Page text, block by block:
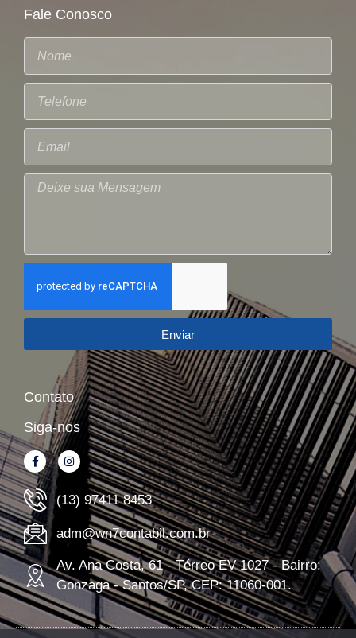
Fale Conosco
Enviar
Contato
Siga-nos
(13) 97411 8453
adm@wn7contabil.com.br
Av. Ana Costa, 61 - Térreo EV 1027 - Bairro:
Gonzaga - Santos/SP, CEP: 11060-001.